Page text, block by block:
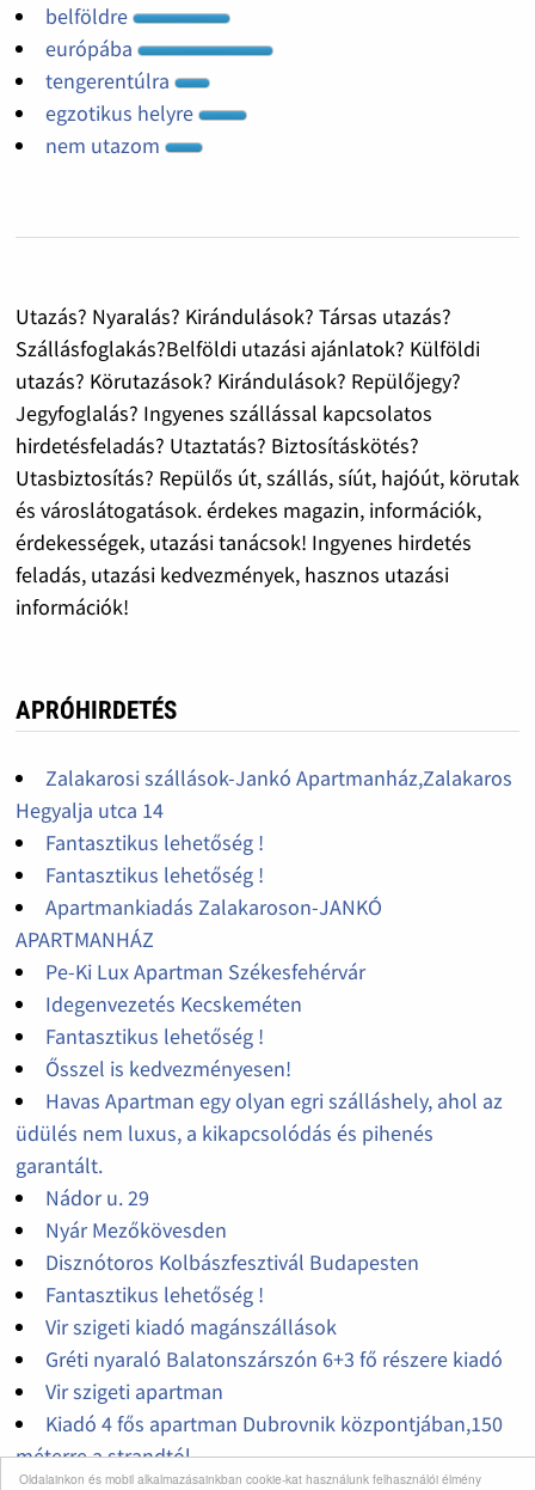
Oldalainkon és mobil alkalmazásainkban cookie-kat használunk felhasználói élmény
belföldre
európába
tengerentúlra
egzotikus helyre
nem utazom
Utazás? Nyaralás? Kirándulások? Társas utazás?
Szállásfoglakás?Belföldi utazási ajánlatok? Külföldi
utazás? Körutazások? Kirándulások? Repülőjegy?
Jegyfoglalás? Ingyenes szállással kapcsolatos
hirdetésfeladás? Utaztatás? Biztosításkötés?
Utasbiztosítás? Repülős út, szállás, síút, hajóút, körutak
és városlátogatások. érdekes magazin, információk,
érdekességek, utazási tanácsok! Ingyenes hirdetés
feladás, utazási kedvezmények, hasznos utazási
információk!
APRÓHIRDETÉS
Zalakarosi szállások-Jankó Apartmanház,Zalakaros
Hegyalja utca 14
Fantasztikus lehetőség !
Fantasztikus lehetőség !
Apartmankiadás Zalakaroson-JANKÓ
APARTMANHÁZ
Pe-Ki Lux Apartman Székesfehérvár
Idegenvezetés Kecskeméten
Fantasztikus lehetőség !
Ősszel is kedvezményesen!
Havas Apartman egy olyan egri szálláshely, ahol az
üdülés nem luxus, a kikapcsolódás és pihenés
garantált.
Nádor u. 29
Nyár Mezőkövesden
Disznótoros Kolbászfesztivál Budapesten
Fantasztikus lehetőség !
Vir szigeti kiadó magánszállások
Gréti nyaraló Balatonszárszón 6+3 fő részere kiadó
Vir szigeti apartman
Kiadó 4 fős apartman Dubrovnik központjában,150
méterre a strandtól